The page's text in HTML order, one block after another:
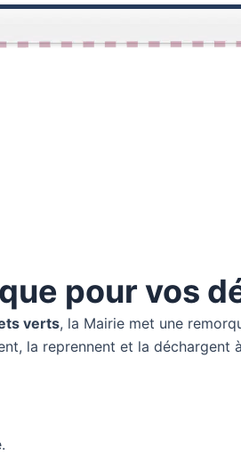
pour vos
verts, la Mairie met une
la reprennent et la déchargent